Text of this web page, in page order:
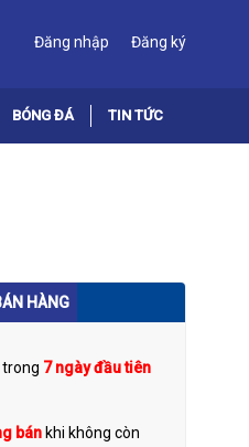
Đăng nhập Đăng ký
BÓNG ĐÁ TIN TỨC
HÀNG
7 ngày đầu tiên
bán khi không còn